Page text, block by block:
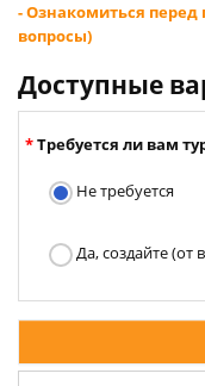
- Ознакомиться перед
вопросы)
Доступные
Требуется ли вам
Не требуется
Да, создайте (от